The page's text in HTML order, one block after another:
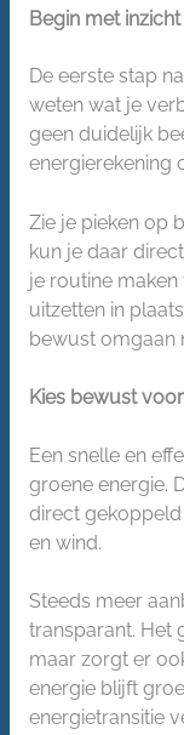
Begin met
De eerste stap
weten wat je
geen duidelijk
energierekening
Zie je pieken op
kun je daar
je routine maken
uitzetten in
bewust omgaan
Kies bewust
Een snelle en
groene energie.
direct
en wind.
Steeds meer
transparant. Het
maar zorgt er
energie blijft
energietransitie